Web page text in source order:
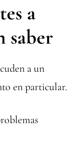
a
saber
a un
en particular.